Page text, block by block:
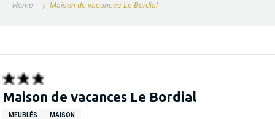
Home Maison de vacances Le Bordial
Maison de vacances Le Bordial
MEUBLÉS MAISON